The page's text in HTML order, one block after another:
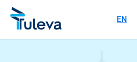
Liigu edasi sisu juurde
EN